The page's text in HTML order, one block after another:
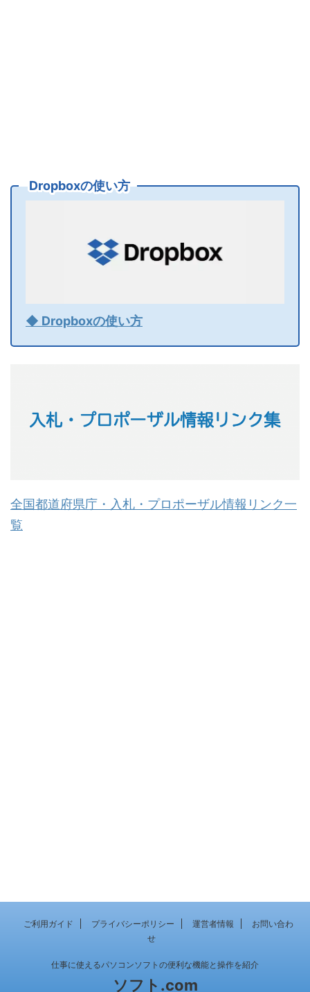
Dropboxの使い方
◆ Dropboxの使い方
全国都道府県庁・入札・プロポーザル情報リンク一
覧
ご利用ガイド プライバシーポリシー 運営者情報
お問い合わ
せ
仕事に使えるパソコンソフトの便利な機能と操作を紹介
ソフト.com